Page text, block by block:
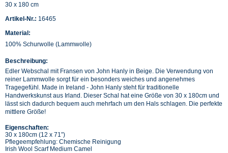
30 x 180 cm
Artikel-Nr.: 16465
Material:
100% Schurwolle (Lammwolle)
Beschreibung:
Edler Webschal mit Fransen von John Hanly in Beige. Die Verwendung von
reiner Lammwolle sorgt für ein besonders weiches und angenehmes
Tragegefühl. Made in Ireland - John Hanly steht für traditionelle
Handwerkskunst aus Irland. Dieser Schal hat eine Größe von 30 x 180cm und
lässt sich dadurch bequem auch mehrfach um den Hals schlagen. Die perfekte
mittlere Größe!
Eigenschaften:
30 x 180cm (12 x 71”)
Pflegeempfehlung: Chemische Reinigung
Irish Wool Scarf Medium Camel